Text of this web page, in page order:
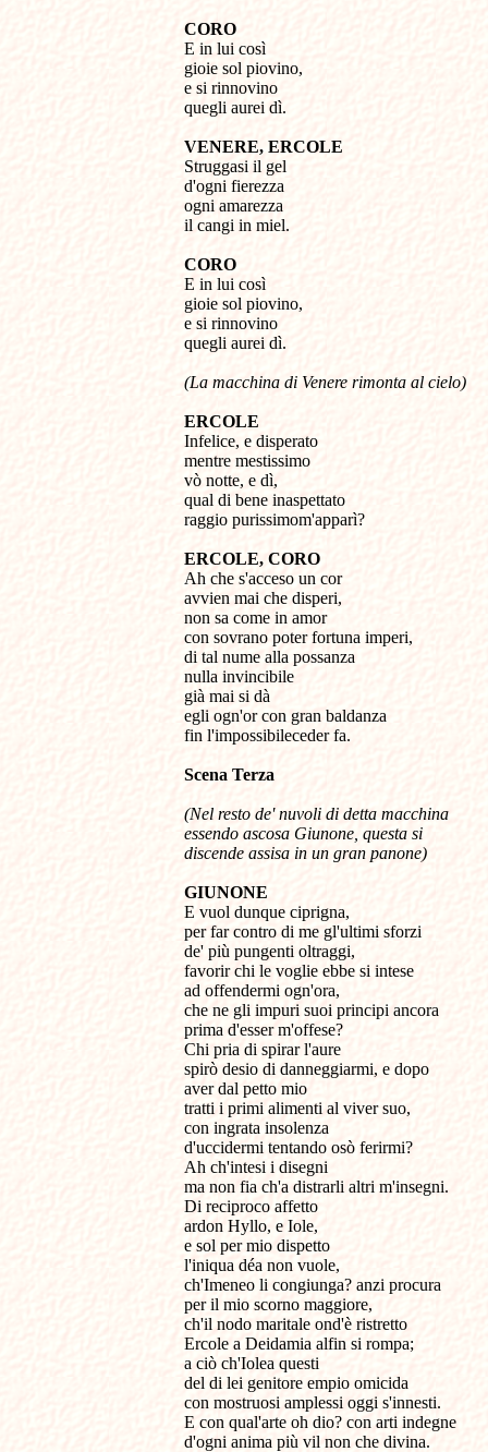
CORO
E in lui così
gioie sol piovino,
e si rinnovino
quegli aurei dì.
VENERE, ERCOLE
Struggasi il gel
d'ogni fierezza
ogni amarezza
il cangi in miel.
CORO
E in lui così
gioie sol piovino,
e si rinnovino
quegli aurei dì.
(La macchina di Venere rimonta al cielo)
ERCOLE
Infelice, e disperato
mentre mestissimo
vò notte, e dì,
qual di bene inaspettato
raggio purissimom'apparì?
ERCOLE, CORO
Ah che s'acceso un cor
avvien mai che disperi,
non sa come in amor
con sovrano poter fortuna imperi,
di tal nume alla possanza
nulla invincibile
già mai si dà
egli ogn'or con gran baldanza
fin l'impossibileceder fa.
Scena Terza
(Nel resto de' nuvoli di detta macchina
essendo ascosa Giunone, questa si
discende assisa in un gran panone)
GIUNONE
E vuol dunque ciprigna,
per far contro di me gl'ultimi sforzi
de' più pungenti oltraggi,
favorir chi le voglie ebbe si intese
ad offendermi ogn'ora,
che ne gli impuri suoi principi ancora
prima d'esser m'offese?
Chi pria di spirar l'aure
spirò desio di danneggiarmi, e dopo
aver dal petto mio
tratti i primi alimenti al viver suo,
con ingrata insolenza
d'uccidermi tentando osò ferirmi?
Ah ch'intesi i disegni
ma non fia ch'a distrarli altri m'insegni.
Di reciproco affetto
ardon Hyllo, e Iole,
e sol per mio dispetto
l'iniqua déa non vuole,
ch'Imeneo li congiunga? anzi procura
per il mio scorno maggiore,
ch'il nodo maritale ond'è ristretto
Ercole a Deidamia alfin si rompa;
a ciò ch'Iolea questi
del di lei genitore empio omicida
con mostruosi amplessi oggi s'innesti.
E con qual'arte oh dio? con arti indegne
d'ogni anima più vil non che divina.